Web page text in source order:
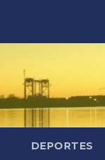
DEPORTES